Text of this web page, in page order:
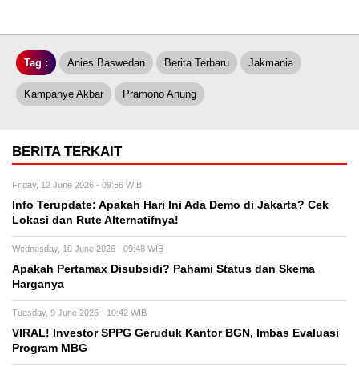
Tag : Anies Baswedan Berita Terbaru Jakmania
Kampanye Akbar Pramono Anung
BERITA TERKAIT
Friday, 12 June 2026 - 09:56 WIB
Info Terupdate: Apakah Hari Ini Ada Demo di Jakarta? Cek
Lokasi dan Rute Alternatifnya!
Wednesday, 10 June 2026 - 09:48 WIB
Apakah Pertamax Disubsidi? Pahami Status dan Skema
Harganya
Tuesday, 9 June 2026 - 10:42 WIB
VIRAL! Investor SPPG Geruduk Kantor BGN, Imbas Evaluasi
Program MBG